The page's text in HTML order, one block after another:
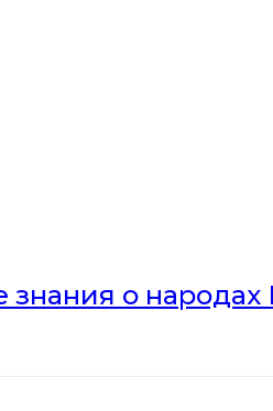
знания о